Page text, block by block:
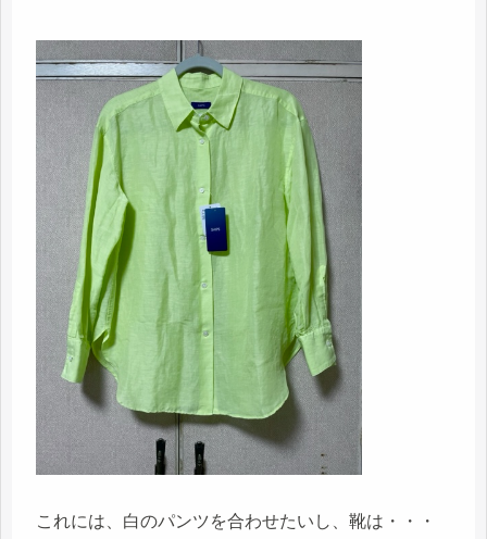
これには、白のパンツを合わせたいし、靴は・・・